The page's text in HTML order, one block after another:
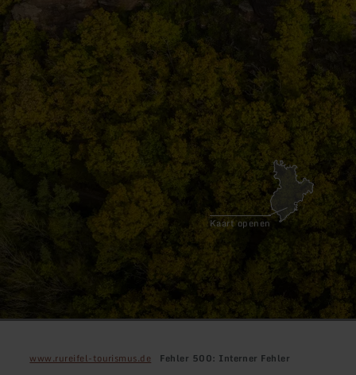
Kaart openen
www.rureifel-tourismus.de Fehler 500: Interner Fehler